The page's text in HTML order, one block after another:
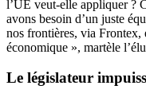
l’UE veut-elle appliquer ?
avons besoin d’un juste
nos frontières, via Frontex,
économique », martèle
Le législateur